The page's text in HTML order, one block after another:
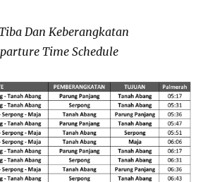
Dan Keberangkatan
Time Schedule